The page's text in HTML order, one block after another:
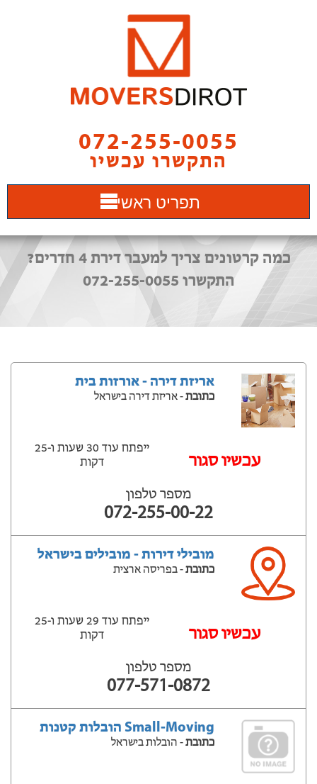
072-255-0055
התקשרו עכשיו
תפריט ראשי
כמה קרטונים צריך למעבר דירת 4 חדרים?
התקשרו 072-255-0055
אריזת דירה - אורזות בית
כתובת- אריזת דירה בישראל
עכשיו סגור
ייפתח עוד 30 שעות ‫ו-25
דקות
מספר טלפון
072-255-00-22
מובילי דירות - מובילים בישראל
כתובת- בפריסה ארצית
עכשיו סגור
ייפתח עוד 29 שעות ‫ו-25
דקות
מספר טלפון
077-571-0872
Small-Moving הובלות קטנות
כתובת- הובלות בישראל